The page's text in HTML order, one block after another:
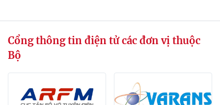
Điều khoản sử dụng Theo dõi MST: Góp ý
Cơ quan chủ quản: Bộ Khoa học và Công nghệ (MST)
Chịu trách nhiệm nội dung: Nguyễn Thị Hải Hằng
Giám đốc Trung tâm Truyền thông Khoa học và Công nghệ.
Cổng thông tin điện tử các đơn vị thuộc
Bộ